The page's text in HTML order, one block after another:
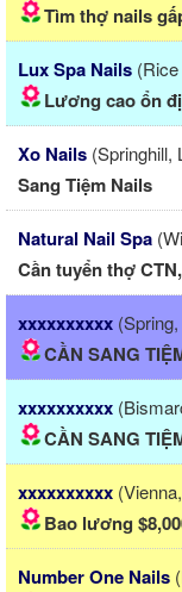
Tìm thợ nails
Lux Spa Nails
Lương cao ổn
Xo Nails (Springhill,
Sang Tiệm Nails
Natural Nail Spa
Cần tuyển thợ
xxxxxxxxxx
CẦN SANG TIỆM
xxxxxxxxxx
CẦN SANG
xxxxxxxxxx
Bao lương
Number One Nails